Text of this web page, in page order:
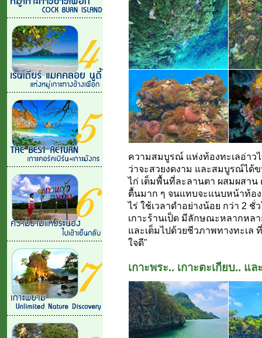
ความสมบูรณ์ แห่งท้องทะเลอ่าว
ว่าจะสวยงดงาม และสมบูรณ์ได้
ไก่ เต็มพื้นที่ละลานตา ผสมผสา
ตื้นมาก ๆ จนแทบจะแนบหน้าท้อ
ไร่ ใช้เวลาดำอย่างน้อย กว่า 2
เกาะร้านเป็ด มีลักษณะหลากหล
และเต็มไปด้วยชีวภาพทางทะเล
ใจดี"
เกาะพระ.. เกาะตะเกียบ.. แล